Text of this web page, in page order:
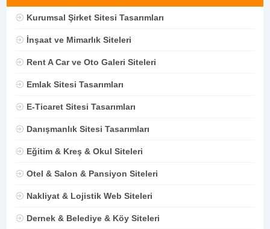
Kurumsal Şirket Sitesi Tasarımları
İnşaat ve Mimarlık Siteleri
Rent A Car ve Oto Galeri Siteleri
Emlak Sitesi Tasarımları
E-Ticaret Sitesi Tasarımları
Danışmanlık Sitesi Tasarımları
Eğitim & Kreş & Okul Siteleri
Otel & Salon & Pansiyon Siteleri
Nakliyat & Lojistik Web Siteleri
Dernek & Belediye & Köy Siteleri